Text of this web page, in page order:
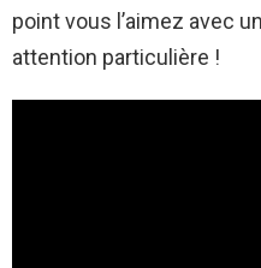
point vous l’aimez avec
attention particulière !